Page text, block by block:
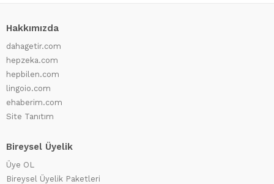
Hakkımızda
dahagetir.com
hepzeka.com
hepbilen.com
lingoio.com
ehaberim.com
Site Tanıtım
Bireysel Üyelik
Üye OL
Bireysel Üyelik Paketleri